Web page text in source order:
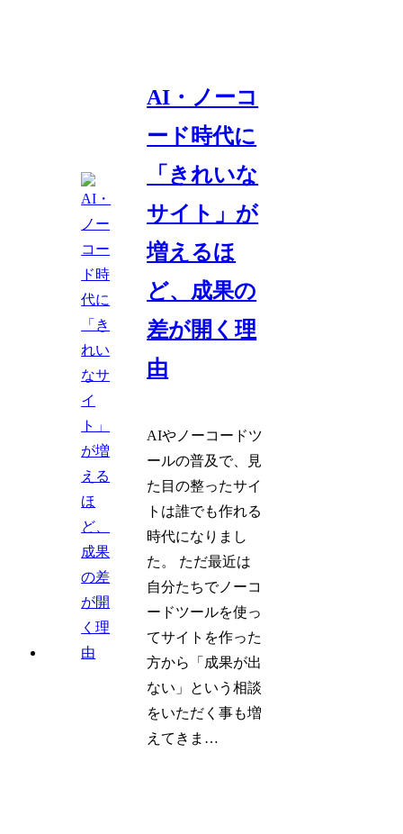
AI・ノーコ
ード時代に
「きれいな
サイト」が
増えるほ
ど、成果の
差が開く理
由
AIやノーコードツ
ールの普及で、見
た目の整ったサイ
トは誰でも作れる
時代になりまし
た。 ただ最近は
自分たちでノーコ
ードツールを使っ
てサイトを作った
方から「成果が出
ない」という相談
をいただく事も増
えてきま…